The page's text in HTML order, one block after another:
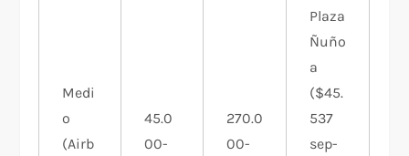
Medi
o
(Airb
45.0
00-
270.0
00-
Plaza
Ñuño
a
($45.
537
sep-